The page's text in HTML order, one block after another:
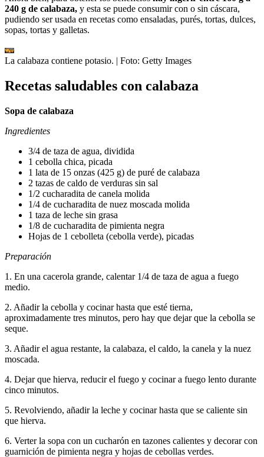
240 g de calabaza, y esta se puede consumir con o sin cáscara,
pudiendo ser usada en recetas como ensaladas, purés, tortas, dulces,
sopas, tortas y galletas.
La calabaza contiene potasio. | Foto: Getty Images
Recetas saludables con calabaza
Sopa de calabaza
Ingredientes
3/4 de taza de agua, dividida
1 cebolla chica, picada
1 lata de 15 onzas (425 g) de puré de calabaza
2 tazas de caldo de verduras sin sal
1/2 cucharadita de canela molida
1/4 de cucharadita de nuez moscada molida
1 taza de leche sin grasa
1/8 de cucharadita de pimienta negra
Hojas de 1 cebolleta (cebolla verde), picadas
Preparación
1. En una cacerola grande, calentar 1/4 de taza de agua a fuego
medio.
2. Añadir la cebolla y cocinar hasta que esté tierna,
aproximadamente tres minutos, pero hay que dejar que la cebolla se
seque.
3. Añadir el agua restante, la calabaza, el caldo, la canela y la nuez
moscada.
4. Dejar que hierva, reducir el fuego y cocinar a fuego lento durante
cinco minutos.
5. Revolviendo, añadir la leche y cocinar hasta que se caliente sin
que hierva.
6. Verter la sopa con un cucharón en tazones calientes y decorar con
guarnición de pimienta negra y hojas de cebollas verdes.